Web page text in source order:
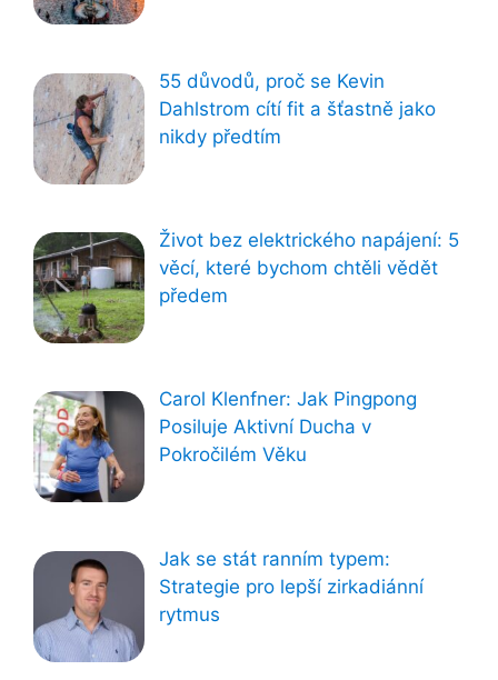
55 důvodů, proč se Kevin
Dahlstrom cítí fit a šťastně jako
nikdy předtím
Život bez elektrického napájení: 5
věcí, které bychom chtěli vědět
předem
Carol Klenfner: Jak Pingpong
Posiluje Aktivní Ducha v
Pokročilém Věku
Jak se stát ranním typem:
Strategie pro lepší zirkadiánní
rytmus